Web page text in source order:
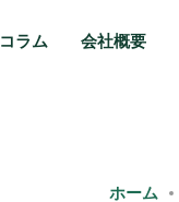
コラム 会社概要
ホーム